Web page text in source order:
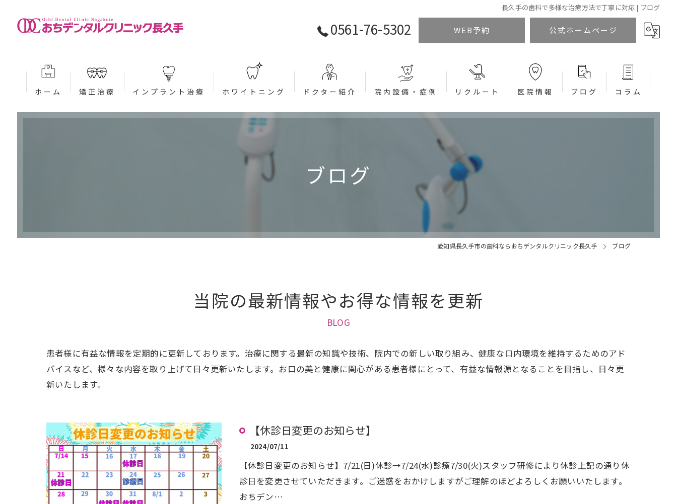
長久手の歯科で多様な治療方法で丁寧に対応 | ブログ
0561-76-5302 WEB予約 公式ホームページ
ホーム 矯正治療 インプラント治療
入れ歯・ブリッジとの違いに関して (インプラント)
ホワイトニング ドクター紹介 院内設備・症例 リクルート 医院情報 ブログ コラム
ブログ
愛知県長久手市の歯科ならおちデンタルクリニック長久手 ブログ
当院の最新情報やお得な情報を更新
BLOG
患者様に有益な情報を定期的に更新しております。治療に関する最新の知識や技術、院内での新しい取り組み、健康な口内環境を維持するためのアド
バイスなど、様々な内容を取り上げて日々更新いたします。お口の美と健康に関心がある患者様にとって、有益な情報源となることを目指し、日々更
新いたします。
【休診日変更のお知らせ】
2024/07/11
【休診日変更のお知らせ】7/21(日)休診→7/24(水)診療7/30(火)スタッフ研修により休診上記の通り休
診日を変更させていただきます。ご迷惑をおかけしますがご理解のほどよろしくお願いいたします。
おちデン…